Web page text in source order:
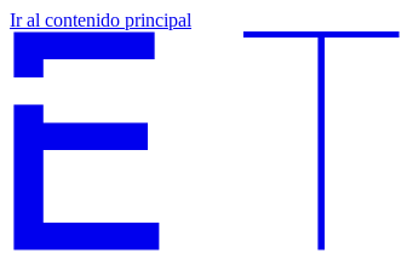
Ir al contenido principal